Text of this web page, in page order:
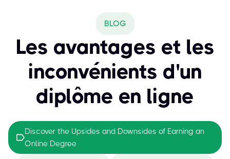
BLOG
Les avantages et les
inconvénients d'un
diplôme en ligne
Discover the Upsides and Downsides of Earning an
Online Degree